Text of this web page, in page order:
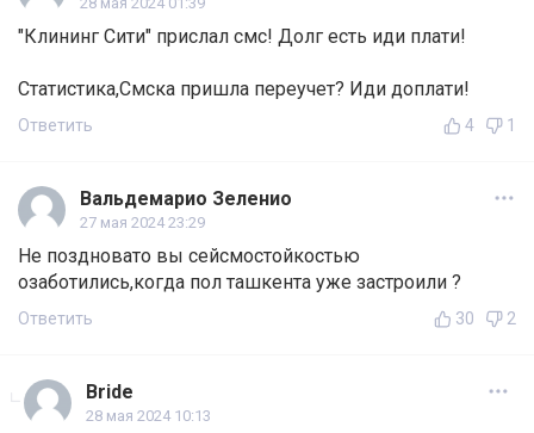
"Клининг Сити" прислал смс! Долг есть иди плати!
Статистика,Смска пришла переучет? Иди доплати!
Ответить 4 1
Вальдемарио Зеленио
27 мая 2024 23:29
Не поздновато вы сейсмостойкостью
озаботились,когда пол ташкента уже застроили ?
Ответить 30 2
Bride
28 мая 2024 10:13